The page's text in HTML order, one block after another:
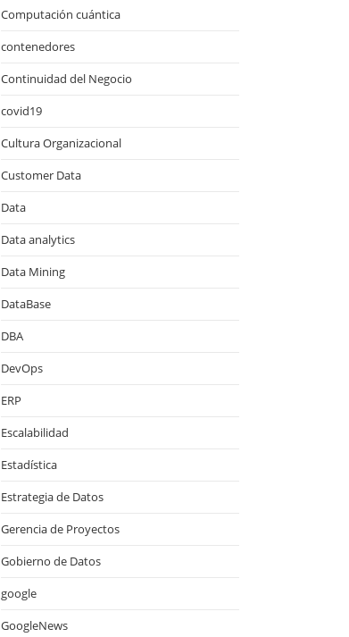
Computación cuántica
contenedores
Continuidad del Negocio
covid19
Cultura Organizacional
Customer Data
Data
Data analytics
Data Mining
DataBase
DBA
DevOps
ERP
Escalabilidad
Estadística
Estrategia de Datos
Gerencia de Proyectos
Gobierno de Datos
google
GoogleNews